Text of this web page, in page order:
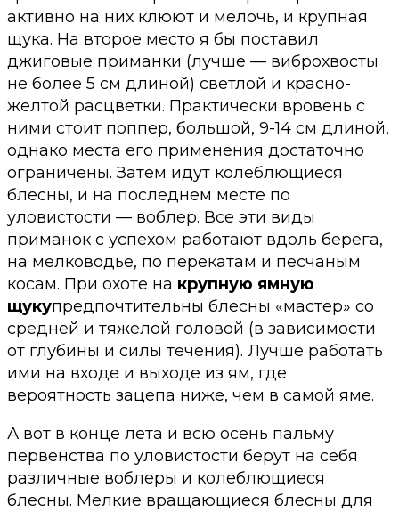
активно на них клюют и мелочь, и крупная
щука. На второе место я бы поставил
джиговые приманки (лучше — виброхвосты
не более 5 см длиной) светлой и красно-
желтой расцветки. Практически вровень с
ними стоит поппер, большой, 9-14 см длиной,
однако места его применения достаточно
ограничены. Затем идут колеблющиеся
блесны, и на последнем месте по
уловистости — воблер. Все эти виды
приманок с успехом работают вдоль берега,
на мелководье, по перекатам и песчаным
косам. При охоте на крупную ямную
щукупредпочтительны блесны «мастер» со
средней и тяжелой головой (в зависимости
от глубины и силы течения). Лучше работать
ими на входе и выходе из ям, где
вероятность зацепа ниже, чем в самой яме.
А вот в конце лета и всю осень пальму
первенства по уловистости берут на себя
различные воблеры и колеблющиеся
блесны. Мелкие вращающиеся блесны для